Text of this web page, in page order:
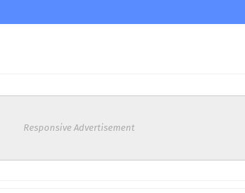
Responsive Advertisement